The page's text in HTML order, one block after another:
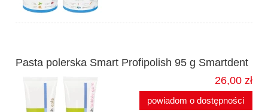
Pasta polerska Smart Profipolish 95 g Smartdent
26,00 zł
powiadom o dostępności